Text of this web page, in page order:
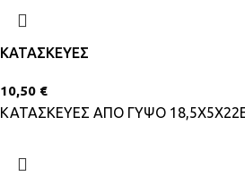
ΚΑΤΑΣΚΕΥΕΣ
10,50 €
ΚΑΤΑΣΚΕΥΕΣ ΑΠΟ ΓΥΨΟ